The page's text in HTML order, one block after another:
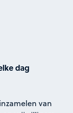
dag
van